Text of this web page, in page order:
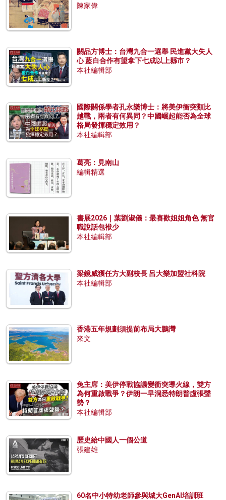
陳家偉
關品方博士：台灣九合一選舉 民進黨大失人
心 藍白合作有望拿下七成以上縣市？
本社編輯部
國際關係學者孔永樂博士：將美伊衝突類比
越戰，兩者有何異同？中國崛起能否為全球
格局發揮穩定效用？
本社編輯部
葛亮：見南山
編輯精選
書展2026｜葉劉淑儀：最喜歡姐姐角色 無官
職說話包袱少
本社編輯部
梁鏡威獲任方大副校長 呂大樂加盟社科院
本社編輯部
香港五年規劃須提前布局大鵬灣
來文
兔主席：美伊停戰協議變衝突導火線，雙方
為何重啟戰爭？伊朗一早洞悉特朗普虛張聲
勢？
本社編輯部
歷史給中國人一個公道
張建雄
60名中小特幼老師參與城大GenAI培訓班